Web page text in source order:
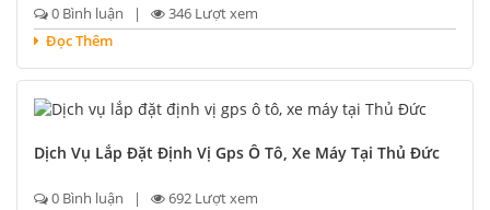
0 Bình luận |
346 Lượt xem
Đọc Thêm
Dịch Vụ Lắp Đặt Định Vị Gps Ô Tô, Xe Máy Tại Thủ Đức
0 Bình luận |
692 Lượt xem